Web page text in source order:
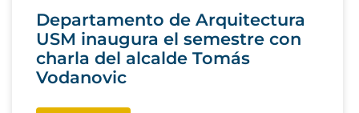
Departamento de Arquitectura
USM inaugura el semestre con
charla del alcalde Tomás
Vodanovic